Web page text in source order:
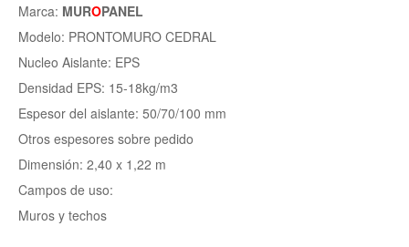
Marca: MUROPANEL
Modelo: PRONTOMURO CEDRAL
Nucleo Aislante: EPS
Densidad EPS: 15-18kg/m3
Espesor del aislante: 50/70/100 mm
Otros espesores sobre pedido
Dimensión: 2,40 x 1,22 m
Campos de uso:
Muros y techos